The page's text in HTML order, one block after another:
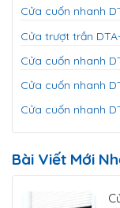
Cửa cuốn nhanh
Cửa trượt trần
Cửa cuốn nhanh
Cửa cuốn nhanh
Cửa cuốn nhanh
Bài Viết Mới